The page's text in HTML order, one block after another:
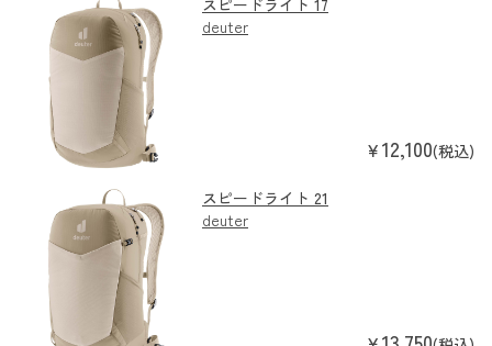
スピードライト 17
deuter
￥12,100(税込)
スピードライト 21
deuter